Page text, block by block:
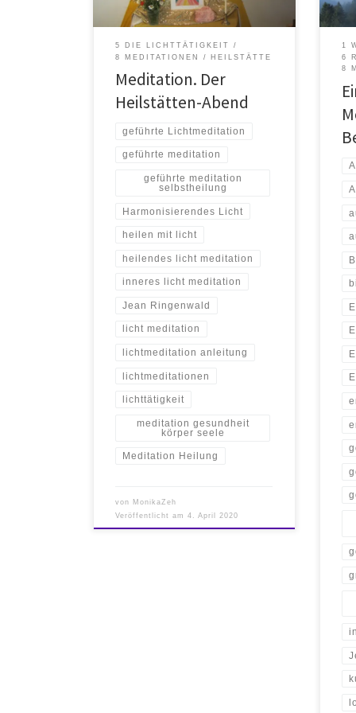
unsere eigenen Lichtkräfte und
stellen sie den anderen Mitmenschen
sie in sich und regeneriert sich sehr
5 DIE LICHTTÄTIGKEIT
8 MEDITATIONEN
HEILSTÄTTE
Meditation. Der
Heilstätten-Abend
geführte Lichtmeditation
geführte meditation
geführte meditation
selbstheilung
Harmonisierendes Licht
heilen mit licht
heilendes licht meditation
inneres licht meditation
Jean Ringenwald
licht meditation
lichtmeditation anleitung
lichtmeditationen
lichttätigkeit
meditation gesundheit
körper seele
Meditation Heilung
von MonikaZeh
Veröffentlicht am4. April 2020
1
6
8